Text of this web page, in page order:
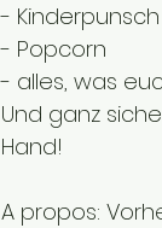
- Kinderpunsch
- Popcorn
- alles, was
Und ganz
Hand!
A propos: